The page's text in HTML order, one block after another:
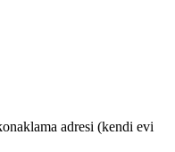
adresi (kendi evi